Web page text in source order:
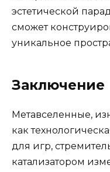
эстетической
сможет
уникальное
Заключение
Метавселенные,
как
для игр,
катализатором